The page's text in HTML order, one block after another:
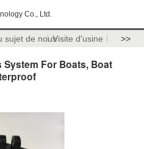
Co., Ltd.
sujet de nousVisite d'usine >>
For Boats, Boat